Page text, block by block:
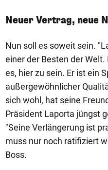
Neuer Vertrag, neue
Nun soll es soweit sein.
einer der Besten der
es, hier zu sein. Er ist ein
außergewöhnlicher
sich wohl, hat seine
Präsident Laporta jüngst
"Seine Verlängerung ist
muss nur noch ratifiziert
Boss.